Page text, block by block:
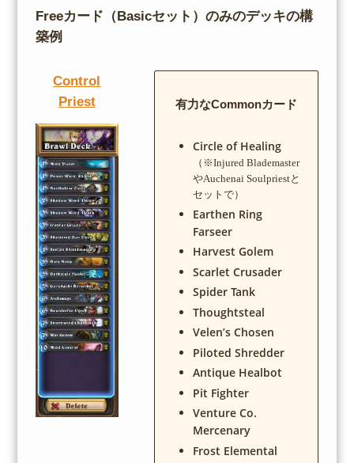
Freeカード（Basicセット）のみのデッキの構
築例
Control
Priest
有力なCommonカード
Circle of Healing
（※Injured Blademaster
やAuchenai Soulpriestと
セットで）
Earthen Ring
Farseer
Harvest Golem
Scarlet Crusader
Spider Tank
Thoughtsteal
Velen’s Chosen
Piloted Shredder
Antique Healbot
Pit Fighter
Venture Co.
Mercenary
Frost Elemental